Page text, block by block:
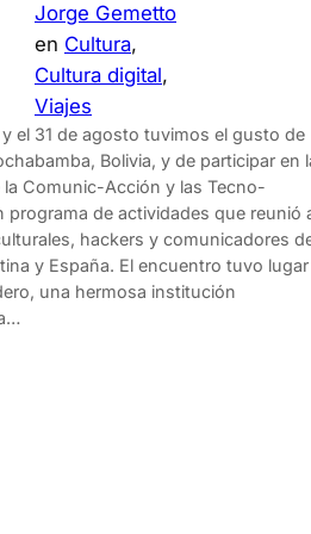
Jorge Gemetto
en Cultura
Cultura digital
Viajes
el 31 de agosto tuvimos el gusto de
Bolivia, y de participar en
la Comunic-Acción y las Tecno-
programa de actividades que reunió
hackers y comunicadores
y España. El encuentro tuvo lugar
una hermosa institución